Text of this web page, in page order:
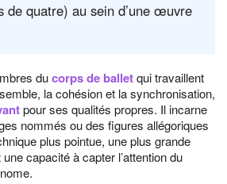
de quatre) au sein d’une œuvre
ducorps de balletqui travaillent
la cohésion et la synchronisation,
pour ses qualités propres. Il incarne
nommés ou des figures allégoriques
plus pointue, une plus grande
capacité à capter l’attention du